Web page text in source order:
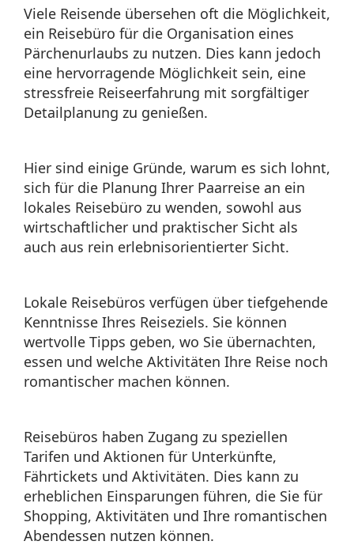
Viele Reisende übersehen oft die Möglichkeit,
ein Reisebüro für die Organisation eines
Pärchenurlaubs zu nutzen. Dies kann jedoch
eine hervorragende Möglichkeit sein, eine
stressfreie Reiseerfahrung mit sorgfältiger
Detailplanung zu genießen.
Hier sind einige Gründe, warum es sich lohnt,
sich für die Planung Ihrer Paarreise an ein
lokales Reisebüro zu wenden, sowohl aus
wirtschaftlicher und praktischer Sicht als
auch aus rein erlebnisorientierter Sicht.
Lokale Reisebüros verfügen über tiefgehende
Kenntnisse Ihres Reiseziels. Sie können
wertvolle Tipps geben, wo Sie übernachten,
essen und welche Aktivitäten Ihre Reise noch
romantischer machen können.
Reisebüros haben Zugang zu speziellen
Tarifen und Aktionen für Unterkünfte,
Fährtickets und Aktivitäten. Dies kann zu
erheblichen Einsparungen führen, die Sie für
Shopping, Aktivitäten und Ihre romantischen
Abendessen nutzen können.